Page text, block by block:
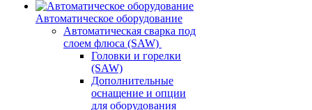
Автоматическое оборудование
Автоматическая сварка под
слоем флюса (SAW)
Головки и горелки
(SAW)
Дополнительные
оснащение и опции
для оборудования